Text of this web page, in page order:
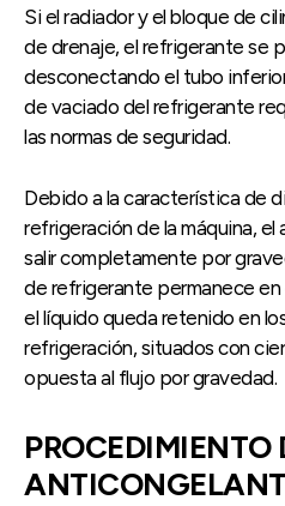
Si el radiador y el bloque de
de drenaje, el refrigerante se
desconectando el tubo
de vaciado del refrigerante
las normas de seguridad.
Debido a la característica de
refrigeración de la máquina,
salir completamente por
de refrigerante permanece
el líquido queda retenido en
refrigeración, situados con
opuesta al flujo por gravedad.
PROCEDIMIENTO